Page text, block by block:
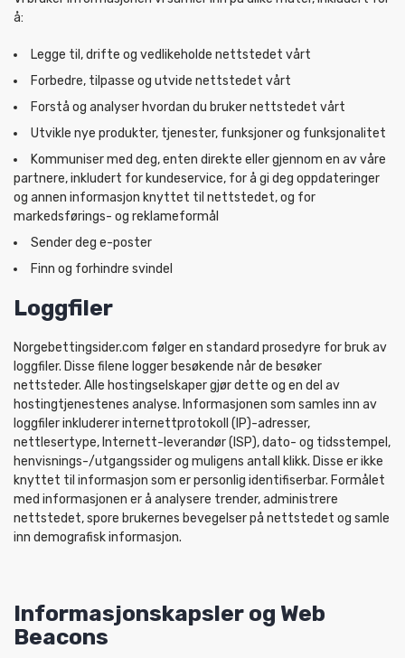
å:
Legge til, drifte og vedlikeholde nettstedet vårt
Forbedre, tilpasse og utvide nettstedet vårt
Forstå og analyser hvordan du bruker nettstedet vårt
Utvikle nye produkter, tjenester, funksjoner og funksjonalitet
Kommuniser med deg, enten direkte eller gjennom en av våre
partnere, inkludert for kundeservice, for å gi deg oppdateringer
og annen informasjon knyttet til nettstedet, og for
markedsførings- og reklameformål
Sender deg e-poster
Finn og forhindre svindel
Loggfiler
Norgebettingsider.com følger en standard prosedyre for bruk av
loggfiler. Disse filene logger besøkende når de besøker
nettsteder. Alle hostingselskaper gjør dette og en del av
hostingtjenestenes analyse. Informasjonen som samles inn av
loggfiler inkluderer internettprotokoll (IP)-adresser,
nettlesertype, Internett-leverandør (ISP), dato- og tidsstempel,
henvisnings-/utgangssider og muligens antall klikk. Disse er ikke
knyttet til informasjon som er personlig identifiserbar. Formålet
med informasjonen er å analysere trender, administrere
nettstedet, spore brukernes bevegelser på nettstedet og samle
inn demografisk informasjon.
Informasjonskapsler og Web
Beacons